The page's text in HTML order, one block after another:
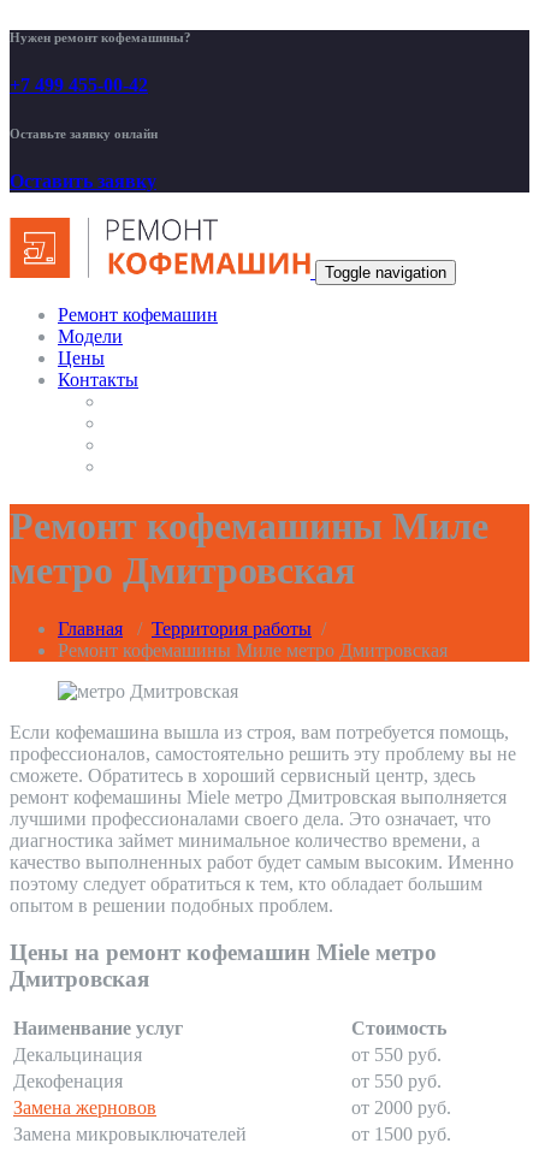
Нужен ремонт кофемашины?
+7 499 455-00-42
Оставьте заявку онлайн
Оставить заявку
Toggle navigation
Ремонт кофемашин
Модели
Цены
Контакты
Ремонт кофемашины Миле
метро Дмитровская
Главная / Территория работы /
Ремонт кофемашины Миле метро Дмитровская
Если кофемашина вышла из строя, вам потребуется помощь,
профессионалов, самостоятельно решить эту проблему вы не
сможете. Обратитесь в хороший сервисный центр, здесь
ремонт кофемашины Miele метро Дмитровская выполняется
лучшими профессионалами своего дела. Это означает, что
диагностика займет минимальное количество времени, а
качество выполненных работ будет самым высоким. Именно
поэтому следует обратиться к тем, кто обладает большим
опытом в решении подобных проблем.
Цены на ремонт кофемашин Miele метро
Дмитровская
Наименвание услуг
Стоимость
Декальцинация
от 550 руб.
Декофенация
от 550 руб.
Замена жерновов
от 2000 руб.
Замена микровыключателей
от 1500 руб.